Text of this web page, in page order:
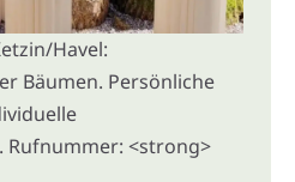
Havel:
Bäumen. Persönliche
Rufnummer: <strong>